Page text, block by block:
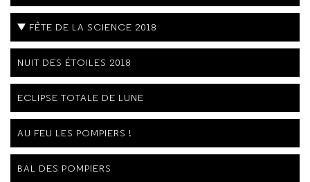
FÊTE DE LA SCIENCE 2018
NUIT DES ÉTOILES 2018
ECLIPSE TOTALE DE LUNE
AU FEU LES POMPIERS !
BAL DES POMPIERS